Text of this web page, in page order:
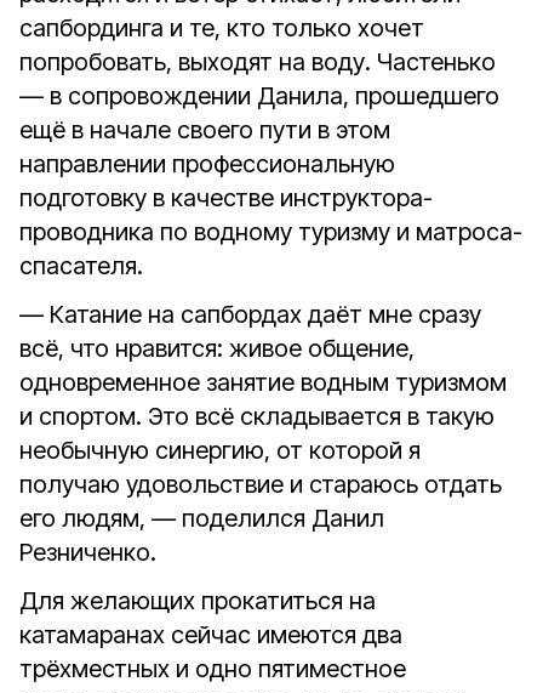
сапбординга и те, кто только хочет
попробовать, выходят на воду. Частенько
— в сопровождении Данила, прошедшего
ещё в начале своего пути в этом
направлении профессиональную
подготовку в качестве инструктора-
проводника по водному туризму и матроса-
спасателя.
— Катание на сапбордах даёт мне сразу
всё, что нравится: живое общение,
одновременное занятие водным туризмом
и спортом. Это всё складывается в такую
необычную синергию, от которой я
получаю удовольствие и стараюсь отдать
его людям, — поделился Данил
Резниченко.
Для желающих прокатиться на
катамаранах сейчас имеются два
трёхместных и одно пятиместное